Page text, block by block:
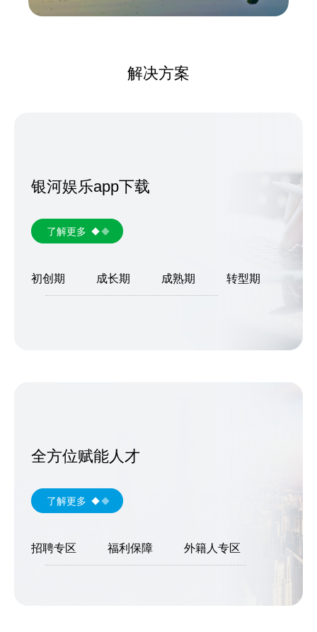
解决方案
银河娱乐app下载
了解更多
初创期 成长期 成熟期 转型期
全方位赋能人才
了解更多
招聘专区 福利保障 外籍人专区